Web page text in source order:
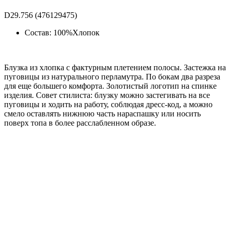
D29.756 (476129475)
Состав: 100%Хлопок
Блузка из хлопка с фактурным плетением полосы. Застежка на
пуговицы из натурального перламутра. По бокам два разреза
для еще большего комфорта. Золотистый логотип на спинке
изделия. Совет стилиста: блузку можно застегивать на все
пуговицы и ходить на работу, соблюдая дресс-код, а можно
смело оставлять нижнюю часть нараспашку или носить
поверх топа в более расслабленном образе.